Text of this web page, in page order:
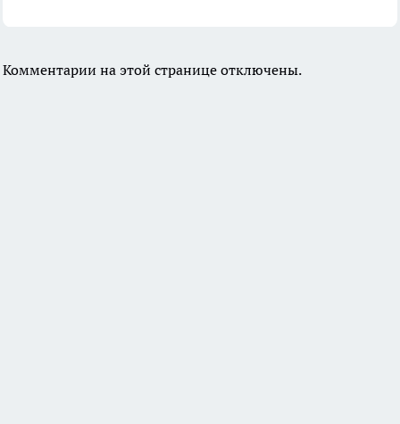
Комментарии на этой странице отключены.